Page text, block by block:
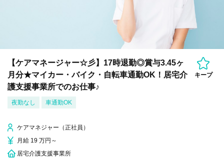
【ケアマネージャー☆彡】17時退勤◎賞与3.45ヶ
月分★マイカー・バイク・自転車通勤OK！居宅介
護支援事業所でのお仕事♪
キープ
夜勤なし 車通勤OK
ケアマネジャー（正社員）
月給 19 万円～
居宅介護支援事業所